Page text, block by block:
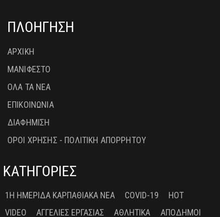
ΠΛΟΗΓΗΣΗ
ΑΡΧΙΚΗ
ΜΑΝΙΦΕΣΤΟ
ΟΛΑ ΤΑ ΝΕΑ
ΕΠΙΚΟΙΝΩΝΙΑ
ΔΙΑΦΗΜΙΣΗ
ΟΡΟΙ ΧΡΗΣΗΣ - ΠΟΛΙΤΙΚΗ ΑΠΟΡΡΗΤΟΥ
ΚΑΤΗΓΟΡΙΕΣ
1Η ΗΜΕΡΊΔΑ ΚΑΡΠΑΘΙΑΚΆ ΝΈΑ COVID-19
HOT
VIDEO
ΑΓΓΕΛΊΕΣ ΕΡΓΑΣΊΑΣ ΑΘΛΗΤΙΚΆ ΑΠΌΔΗΜΟΙ